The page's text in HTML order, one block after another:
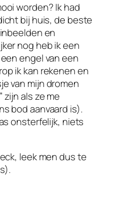
worden? Ik had
bij huis, de beste
en
nog heb ik een
engel van een
ik kan rekenen en
van mijn dromen
zijn als ze me
bod aanvaard is).
onsterfelijk, niets
leek men dus te